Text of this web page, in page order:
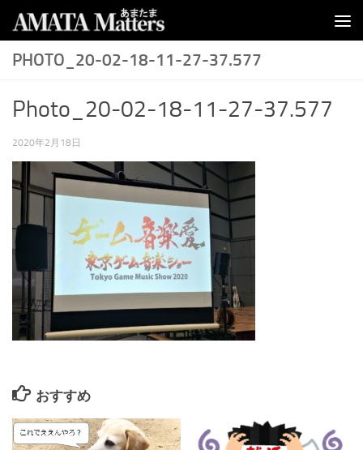
コンテンツへスキップ
PHOTO_20-02-18-11-27-37.577
Photo_20-02-18-11-27-37.577
2020年2月18日
おすすめ